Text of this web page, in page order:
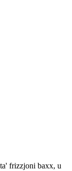
frizzjoni baxx, u